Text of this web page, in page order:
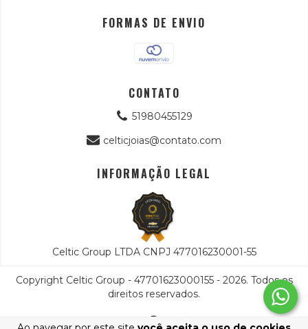
FORMAS DE ENVIO
CONTATO
51980455129
celticjoias@contato.com
INFORMAÇÃO LEGAL
Celtic Group LTDA CNPJ 477016230001-55
Copyright Celtic Group - 47701623000155 - 2026. Todos os
direitos reservados.